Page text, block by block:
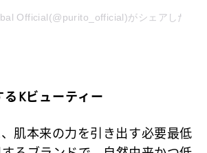
Official(@purito_official)がシェアした投稿
Kビューティー
肌本来の力を引き出す必要最低